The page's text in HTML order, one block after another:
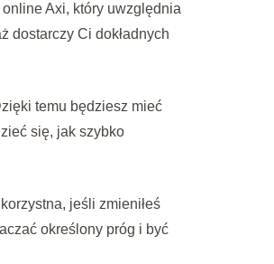
Axi, który uwzględnia
dostarczy Ci dokładnych
temu będziesz mieć
się, jak szybko
jeśli zmieniłeś
określony próg i być